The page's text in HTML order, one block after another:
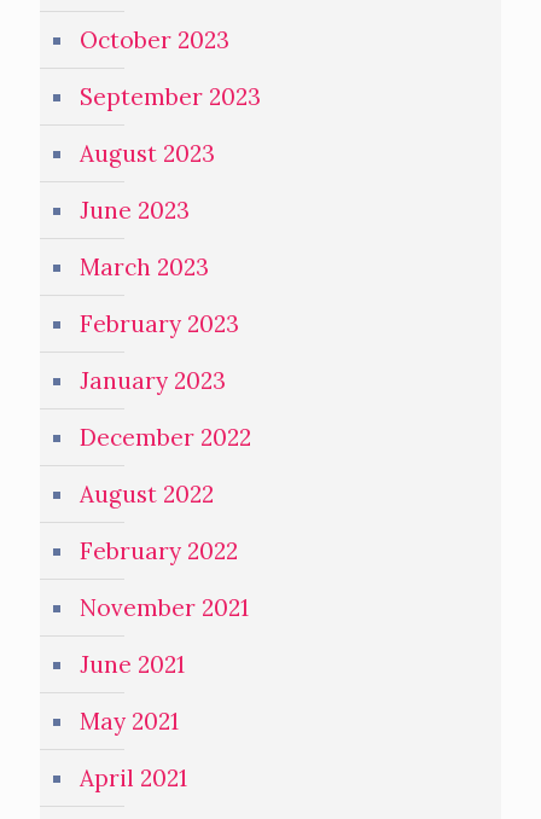
October 2023
September 2023
August 2023
June 2023
March 2023
February 2023
January 2023
December 2022
August 2022
February 2022
November 2021
June 2021
May 2021
April 2021